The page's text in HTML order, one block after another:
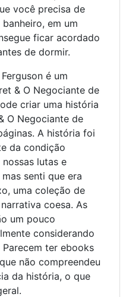
você precisa de
em um
ficar acordado
de dormir.
é um
& O Negociante de
criar uma história
O Negociante de
A história foi
da condição
lutas e
senti que era
uma coleção de
coesa. As
um pouco
considerando
ter ebooks
não compreendeu
da história, o que